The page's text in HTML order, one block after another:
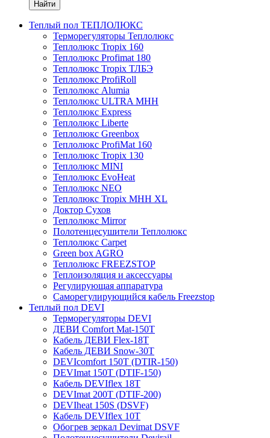
Найти
Теплый пол ТЕПЛОЛЮКС
Терморегуляторы Теплолюкс
Теплолюкс Tropix 160
Теплолюкс Profimat 180
Теплолюкс Tropix ТЛБЭ
Теплолюкс ProfiRoll
Теплолюкс Alumia
Теплолюкс ULTRA МНН
Теплолюкс Express
Теплолюкс Liberte
Теплолюкс Greenbox
Теплолюкс ProfiMat 160
Теплолюкс Tropix 130
Теплолюкс MINI
Теплолюкс EvoHeat
Теплолюкс NEO
Теплолюкс Tropix МНН XL
Доктор Сухов
Теплолюкс Mirror
Полотенцесушители Теплолюкс
Теплолюкс Carpet
Green box AGRO
Теплолюкс FREEZSTOP
Теплоизоляция и аксессуары
Регулирующая аппаратура
Cаморегулирующийся кабель Freezstop
Теплый пол DEVI
Терморегуляторы DEVI
ДЕВИ Comfort Mat-150T
Кабель ДЕВИ Flex-18T
Кабель ДЕВИ Snow-30T
DEVIcomfort 150T (DTIR-150)
DEVImat 150T (DTIF-150)
Кабель DEVIflex 18T
DEVImat 200T (DTIF-200)
DEVIheat 150S (DSVF)
Кабель DEVIflex 10T
Обогрев зеркал Devimat DSVF